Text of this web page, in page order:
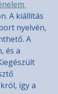
A kiállítás
nyelvén,
A
és a
így a